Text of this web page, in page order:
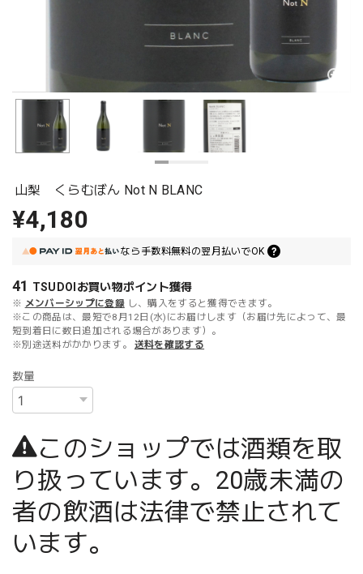
山梨 くらむぼん Not N BLANC
¥4,180
なら 手数料無料の翌月払いでOK
41 TSUDOIお買い物ポイント獲得
※ メンバーシップに登録 し、購入をすると獲得できます。
※この商品は、最短で8月12日(水)にお届けします（お届け先によって、最
短到着日に数日追加される場合があります）。
※別途送料がかかります。
送料を確認する
数量
このショップでは酒類を取
り扱っています。20歳未満の
者の飲酒は法律で禁止されて
います。